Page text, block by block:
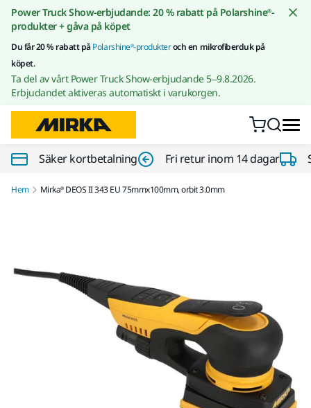
Gå till innehållet
Power Truck Show-erbjudande: 20 % rabatt på Polarshine®-
produkter + gåva på köpet
Du får 20 % rabatt påPolarshine®-produkteroch en mikrofiberduk på
köpet.
Ta del av vårt Power Truck Show-erbjudande 5–9.8.2026.
Erbjudandet aktiveras automatiskt i varukorgen.
Säker kortbetalning Fri retur inom 14 dagar
Hem Mirka® DEOS II 343 EU 75mmx100mm, orbit 3.0mm